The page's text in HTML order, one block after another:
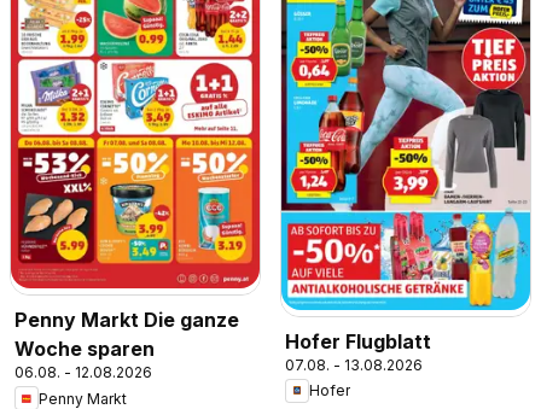
Penny Markt Die ganze
Woche sparen
06.08. - 12.08.2026
Penny Markt
Hofer Flugblatt
07.08. - 13.08.2026
Hofer